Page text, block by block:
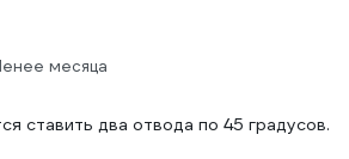
месяца
ставить два отвода по 45 градусов.